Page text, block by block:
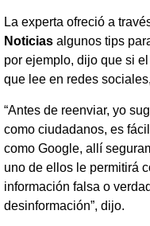
La experta ofreció a
Noticias algunos tips
por ejemplo, dijo que si
que lee en redes
“Antes de reenviar, yo
como ciudadanos, es
como Google, allí
uno de ellos le permitirá
información falsa o
desinformación”, dijo.